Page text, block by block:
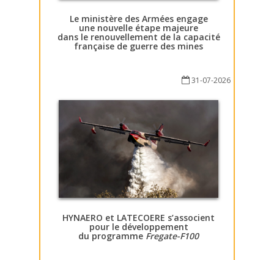
Le ministère des Armées engage
une nouvelle étape majeure
dans le renouvellement de la capacité
française de guerre des mines
31-07-2026
HYNAERO et LATECOERE s’associent
pour le développement
du programme Fregate-F100